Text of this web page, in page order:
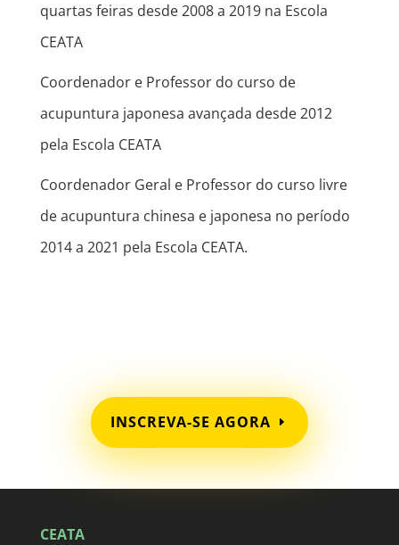
quartas feiras desde 2008 a 2019 na Escola
CEATA
Coordenador e Professor do curso de
acupuntura japonesa avançada desde 2012
pela Escola CEATA
Coordenador Geral e Professor do curso livre
de acupuntura chinesa e japonesa no período
2014 a 2021 pela Escola CEATA.
INSCREVA-SE AGORA
CEATA